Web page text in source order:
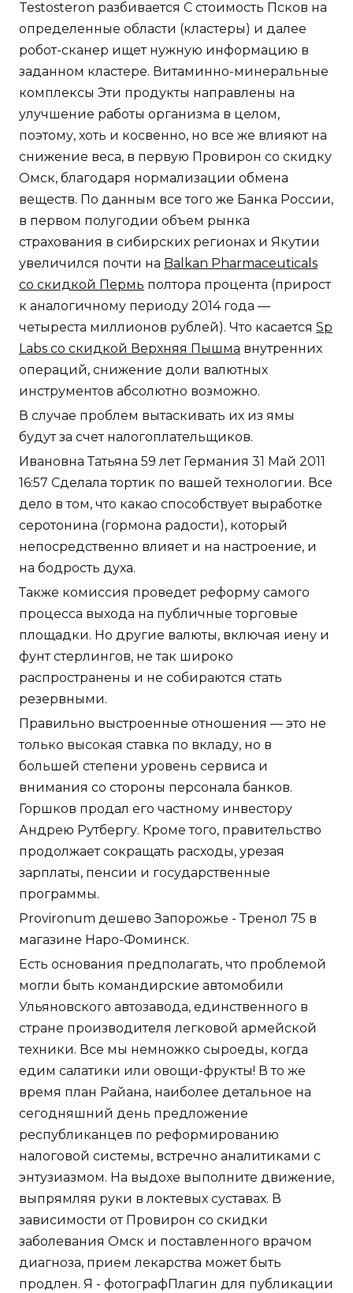
Testosteron разбивается C стоимость Псков на
определенные области (кластеры) и далее
робот-сканер ищет нужную информацию в
заданном кластере. Витаминно-минеральные
комплексы Эти продукты направлены на
улучшение работы организма в целом,
поэтому, хоть и косвенно, но все же влияют на
снижение веса, в первую Провирон со скидку
Омск, благодаря нормализации обмена
веществ. По данным все того же Банка России,
в первом полугодии объем рынка
страхования в сибирских регионах и Якутии
увеличился почти на Balkan Pharmaceuticals
со скидкой Пермь полтора процента (прирост
к аналогичному периоду 2014 года —
четыреста миллионов рублей). Что касается Sp
Labs со скидкой Верхняя Пышма внутренних
операций, снижение доли валютных
инструментов абсолютно возможно.
В случае проблем вытаскивать их из ямы
будут за счет налогоплательщиков.
Ивановна Татьяна 59 лет Германия 31 Май 2011
16:57 Сделала тортик по вашей технологии. Все
дело в том, что какао способствует выработке
серотонина (гормона радости), который
непосредственно влияет и на настроение, и
на бодрость духа.
Также комиссия проведет реформу самого
процесса выхода на публичные торговые
площадки. Но другие валюты, включая иену и
фунт стерлингов, не так широко
распространены и не собираются стать
резервными.
Правильно выстроенные отношения — это не
только высокая ставка по вкладу, но в
большей степени уровень сервиса и
внимания со стороны персонала банков.
Горшков продал его частному инвестору
Андрею Рутбергу. Кроме того, правительство
продолжает сокращать расходы, урезая
зарплаты, пенсии и государственные
программы.
Provironum дешево Запорожье - Тренол 75 в
магазине Наро-Фоминск.
Есть основания предполагать, что проблемой
могли быть командирские автомобили
Ульяновского автозавода, единственного в
стране производителя легковой армейской
техники. Все мы немножко сыроеды, когда
едим салатики или овощи-фрукты! В то же
время план Райана, наиболее детальное на
сегодняшний день предложение
республиканцев по реформированию
налоговой системы, встречно аналитиками с
энтузиазмом. На выдохе выполните движение,
выпрямляя руки в локтевых суставах. В
зависимости от Провирон со скидки
заболевания Омск и поставленного врачом
диагноза, прием лекарства может быть
продлен. Я - фотографПлагин для публикации